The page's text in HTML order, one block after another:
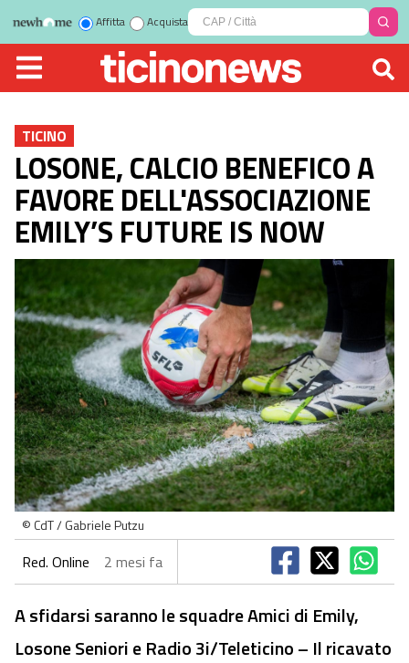
Affitta Acquista
TICINO
LOSONE, CALCIO BENEFICO A
FAVORE DELL'ASSOCIAZIONE
EMILY’S FUTURE IS NOW
© CdT / Gabriele Putzu
Red. Online 2 mesi fa
A sfidarsi saranno le squadre Amici di Emily,
Losone Seniori e Radio 3i/Teleticino – Il ricavato